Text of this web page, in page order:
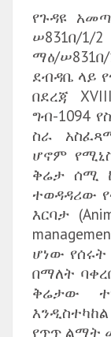
የጉዳዩ
ሠ831በ/1/
ማዕ/
ደብዳቤ ላይ
በደረጃ
ግብ-1094
ስራ
ሆኖም
ቅሬታ ሰሚ
ተወዳዳሪው
እርባታ
ሆነው
በማለት
ቅሬታው
የጥጥ ልማት